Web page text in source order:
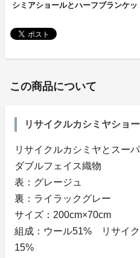
シミアショールとハーフブランケッ
この商品について
リサイクルカシミヤショ
リサイクルカシミヤとスー
ダブルフェイス織物
表：グレージュ
裏：ライラックグレー
サイズ：200cm×70cm
組成：ウール51% リサイ
15%